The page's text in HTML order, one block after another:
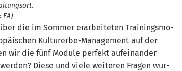
EA)
die im Som­mer erar­bei­te­ten Trai­nings­mo­
Kul­tur­er­be-Manage­ment auf der
wir die fünf Modu­le per­fekt auf­ein­an­der
Die­se und vie­le wei­te­ren Fra­gen wur­